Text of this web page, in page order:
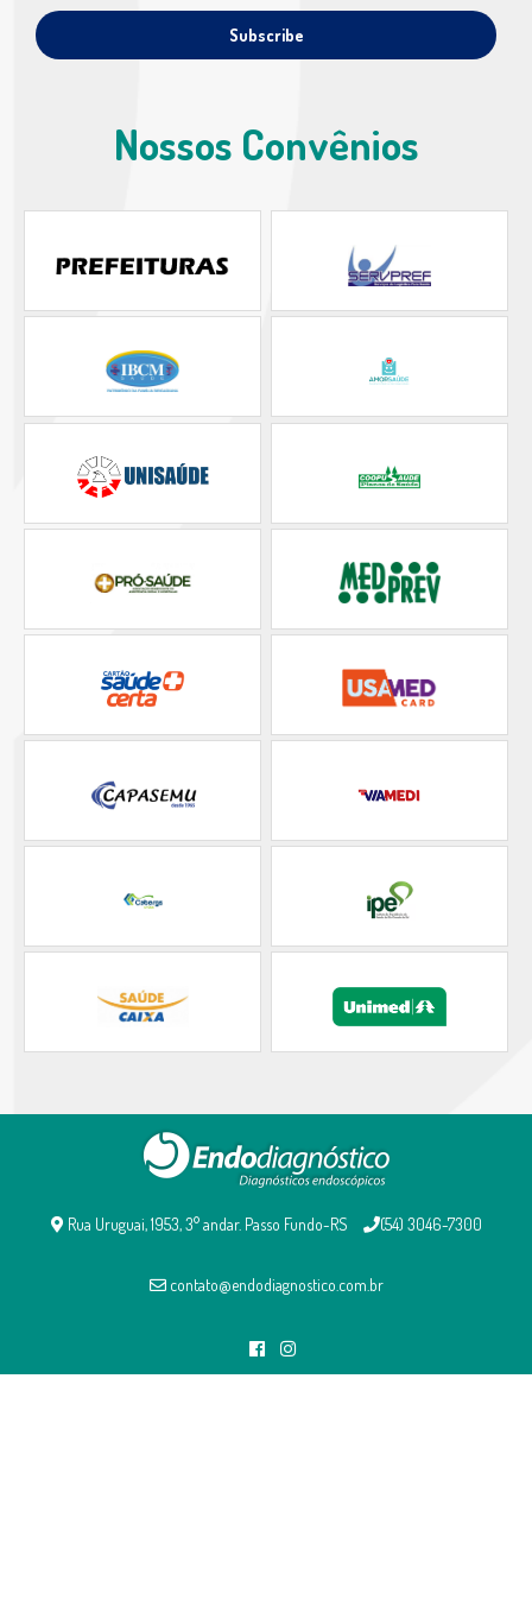
Nossos Convênios
Rua Uruguai, 1953, 3° andar. Passo Fundo-RS (54) 3046-7300
contato@endodiagnostico.com.br